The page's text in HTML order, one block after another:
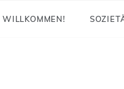
WILLKOMMEN!